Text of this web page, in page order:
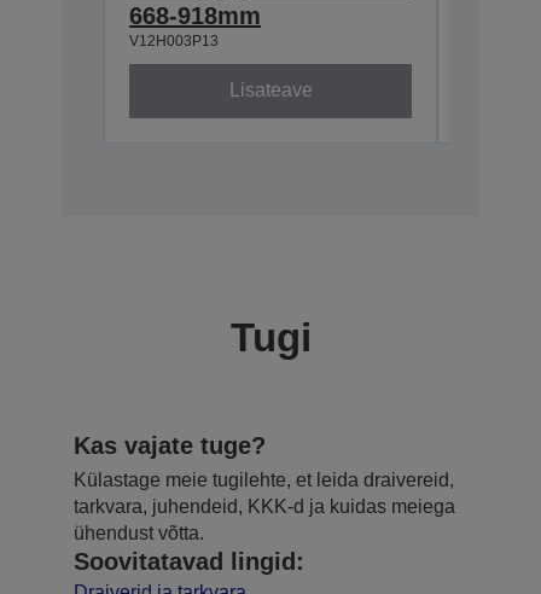
668-918mm
V12H003P13
Lisateave
Tugi
Kas vajate tuge?
Külastage meie tugilehte, et leida draivereid,
tarkvara, juhendeid, KKK-d ja kuidas meiega
ühendust võtta.
Soovitatavad lingid: